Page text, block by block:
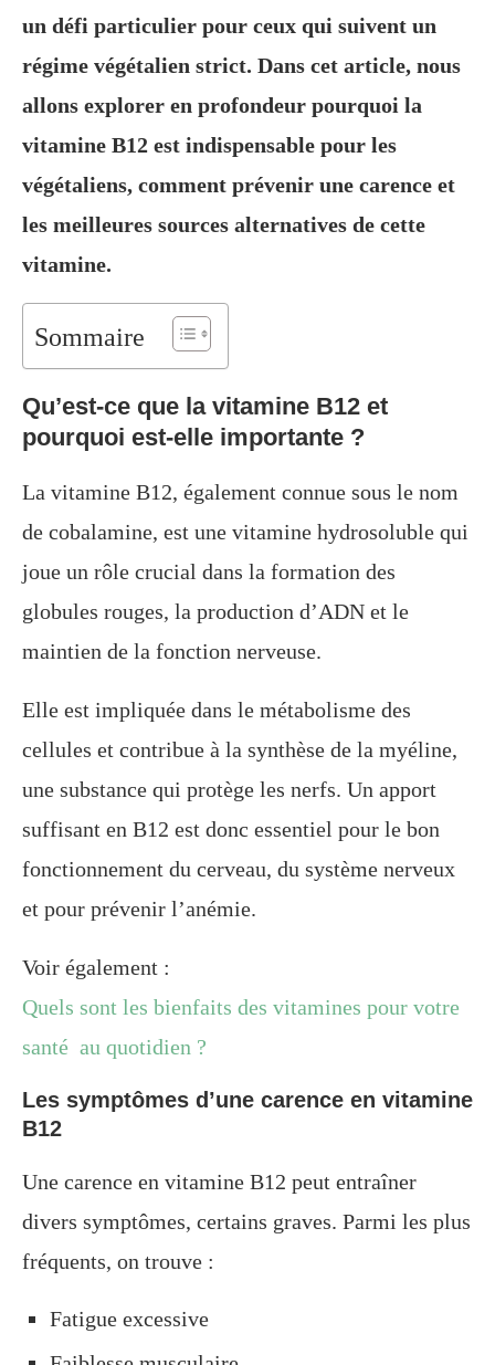
un défi particulier pour ceux qui suivent un
régime végétalien strict. Dans cet article, nous
allons explorer en profondeur pourquoi la
vitamine B12 est indispensable pour les
végétaliens, comment prévenir une carence et
les meilleures sources alternatives de cette
vitamine.
Sommaire
Qu’est-ce que la vitamine B12 et
pourquoi est-elle importante ?
La vitamine B12, également connue sous le nom
de cobalamine, est une vitamine hydrosoluble qui
joue un rôle crucial dans la formation des
globules rouges, la production d’ADN et le
maintien de la fonction nerveuse.
Elle est impliquée dans le métabolisme des
cellules et contribue à la synthèse de la myéline,
une substance qui protège les nerfs. Un apport
suffisant en B12 est donc essentiel pour le bon
fonctionnement du cerveau, du système nerveux
et pour prévenir l’anémie.
Voir également :
Quels sont les bienfaits des vitamines pour votre
santé au quotidien ?
Les symptômes d’une carence en vitamine
B12
Une carence en vitamine B12 peut entraîner
divers symptômes, certains graves. Parmi les plus
fréquents, on trouve :
Fatigue excessive